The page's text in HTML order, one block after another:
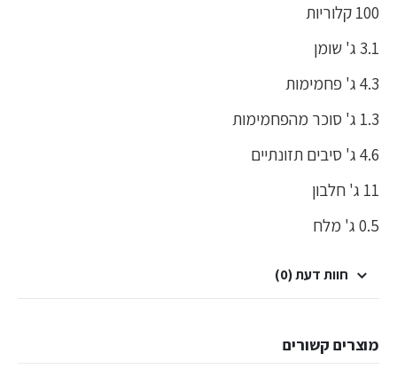
100 קלוריות
3.1 ג' שומן
4.3 ג' פחמימות
1.3 ג' סוכר מהפחמימות
4.6 ג' סיבים תזונתיים
11 ג' חלבון
0.5 ג' מלח
חוות דעת (0)
מוצרים קשורים